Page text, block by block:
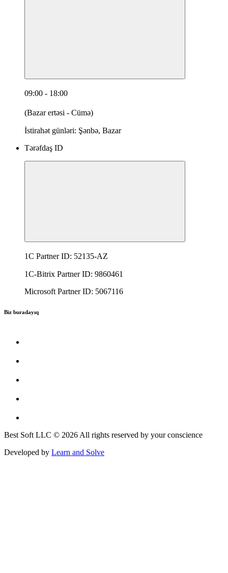
09:00 - 18:00
(Bazar ertəsi - Cümə)
İstirahət günləri: Şənbə, Bazar
Tərəfdaş ID
1C Partner ID: 52135-AZ
1C-Bitrix Partner ID: 9860461
Microsoft Partner ID: 5067116
Biz buradayıq
Best Soft LLC © 2026 All rights reserved by your conscience
Developed by Learn and Solve